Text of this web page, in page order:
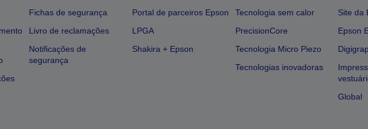
Fichas de segurança
Livro de reclamações
Notificações de
segurança
Portal de parceiros Epson
LPGA
Shakira + Epson
Tecnologia sem calor
PrecisionCore
Tecnologia Micro Piezo
Tecnologias inovadoras
Site da
Epson
Global